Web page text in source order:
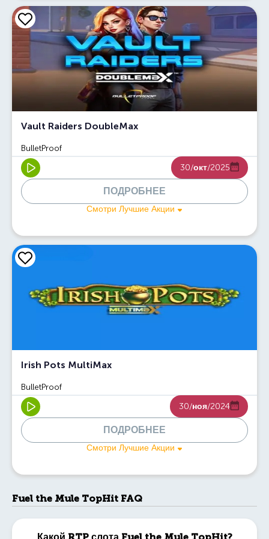
Vault Raiders DoubleMax
BulletProof
30/окт/2025
ПОДРОБНЕЕ
Смотри Лучшие Акции
Irish Pots MultiMax
BulletProof
30/ноя/2024
ПОДРОБНЕЕ
Смотри Лучшие Акции
Fuel the Mule TopHit FAQ